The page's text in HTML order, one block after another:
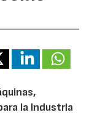
la Industria